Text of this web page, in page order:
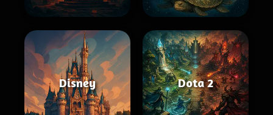
Disney Dota 2